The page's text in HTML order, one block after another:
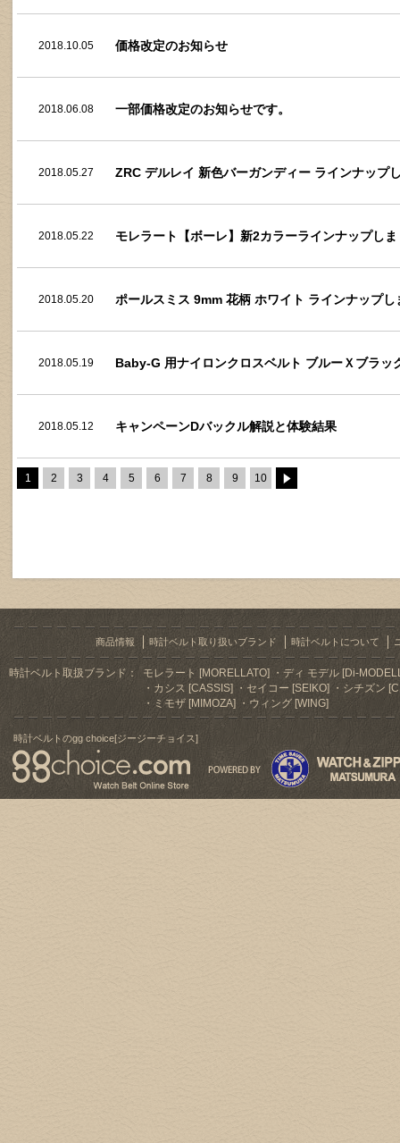
2018.10.05 価格改定のお知らせ
2018.06.08 一部価格改定のお知らせです。
2018.05.27 ZRC デルレイ 新色バーガンディー ラインナップ
2018.05.22 モレラート【ボーレ】新2カラーラインナップし
2018.05.20 ポールスミス 9mm 花柄 ホワイト ラインナップし
2018.05.19 Baby-G 用ナイロンクロスベルト ブルーＸブラッ
2018.05.12 キャンペーンDバックル解説と体験結果
1 2 3 4 5 6 7 8 9 10
商品情報 時計ベルト取り扱いブランド 時計ベルトについて
時計ベルト取扱ブランド： モレラート [MORELLATO]
ディ モデル [Di-
カシス [CASSIS]
セイコー [SEIKO]
シチズン
ミモザ [MIMOZA]
ウィング [WING]
時計ベルトのgg choice[ジージーチョイス]